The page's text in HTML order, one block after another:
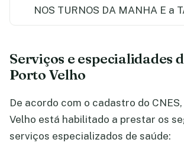
NOS TURNOS DA MANHA E a
Serviços e especialidades
Porto Velho
De acordo com o cadastro do
Velho está habilitado a prestar os
serviços especializados de saúde: